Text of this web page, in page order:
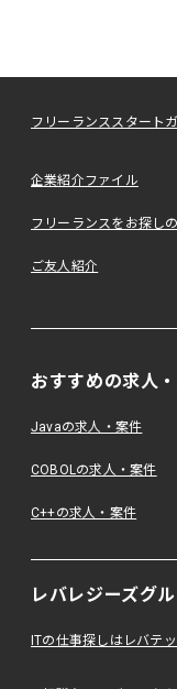
フリーランススタート
企業紹介ファイル
フリーランスをお探し
ご友人紹介
おすすめの求人
Javaの求人・案件
COBOLの求人・案件
C++の求人・案件
レバレジーズグ
ITの仕事探しはレバテ